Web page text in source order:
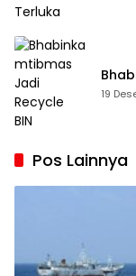
19
Pos Lainnya